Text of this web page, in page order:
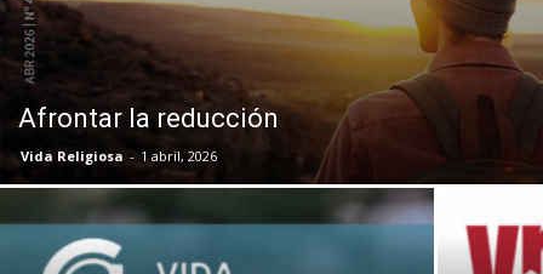
Afrontar la reducción
Vida Religiosa - 1 abril, 2026